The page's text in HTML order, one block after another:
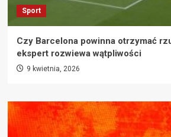
Sport
Czy Barcelona powinna otrzymać
ekspert rozwiewa wątpliwości
9 kwietnia, 2026